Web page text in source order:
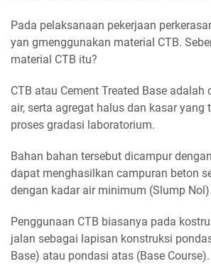
Pada pelaksanaan pekerjaan
yan gmenggunakan material CTB.
material CTB itu?
CTB atau Cement Treated Base adalah
air, serta agregat halus dan kasar yang
proses gradasi laboratorium.
Bahan bahan tersebut dicampur
dapat menghasilkan campuran beton
dengan kadar air minimum (Slump Nol).
Penggunaan CTB biasanya pada
jalan sebagai lapisan konstruksi
Base) atau pondasi atas (Base Course).